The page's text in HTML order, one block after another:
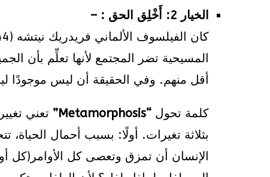
الخيار 2: أَخْلِق الحق : –
المسيحية تضر المجتمع لأنها تعلِّم بأن
أقل منهم. وفي الحقيقة أن ليس موجودًا
كلمة تحول “Metamorphosis”
تعني
بثلاثة تغيرات. أولًا: بسبب أحمال
الإنسان أن تمزق وتعصى كل الأوامر(كل